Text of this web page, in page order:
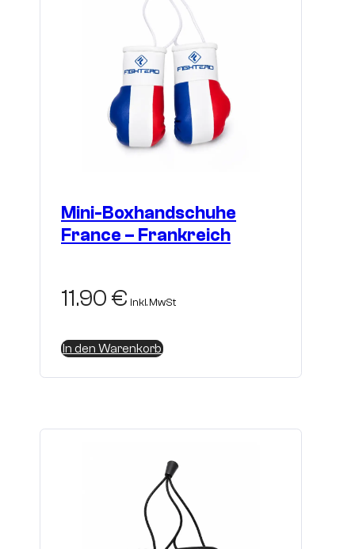
Mini-Boxhandschuhe
France – Frankreich
11.90 € inkl. MwSt
In den Warenkorb